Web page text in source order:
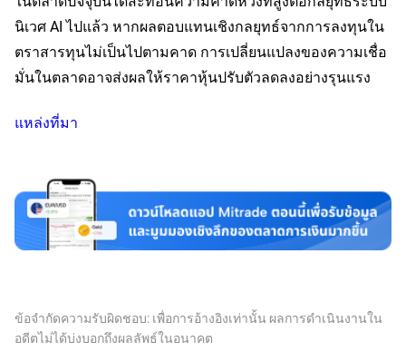
นิเวศ AI ไปแล้ว หากผลตอบแทนเชิงกลยุทธ์จากการลงทุนใน
ตราสารทุนไม่เป็นไปตามคาด การเปลี่ยนแปลงของความเชื่อ
มั่นในตลาดอาจส่งผลให้ราคาหุ้นปรับตัวลดลงอย่างรุนแรง
แหล่งที่มา
ข้อจำกัดความรับผิดชอบ: เพื่อการอ้างอิงเท่านั้น ผลการดำเนินงานใน
อดีตไม่ได้บ่งบอกถึงผลลัพธ์ในอนาคต